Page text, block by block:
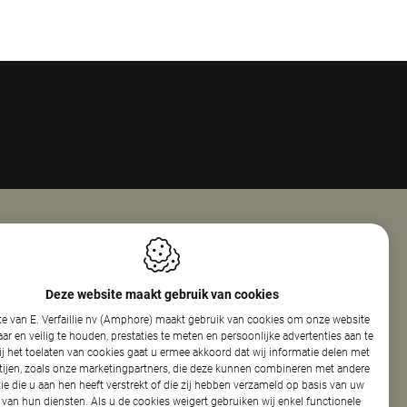
Nv (Amphore)
50
Openingsuren
Maandag
08:00 - 18:00
Dinsdag
13:30 - 17:30
Woensdag
08:00 - 12:30
13:30 - 17:30
Donderdag
08:00 - 12:30
13:30 - 17:30
Deze website maakt gebruik van cookies
van E. Verfaillie nv (Amphore) maakt gebruik van cookies om onze website
en veilig te houden, prestaties te meten en persoonlijke advertenties aan te
het toelaten van cookies gaat u ermee akkoord dat wij informatie delen met
zoals onze marketingpartners, die deze kunnen combineren met andere
die u aan hen heeft verstrekt of die zij hebben verzameld op basis van uw
hun diensten. Als u de cookies weigert gebruiken wij enkel functionele